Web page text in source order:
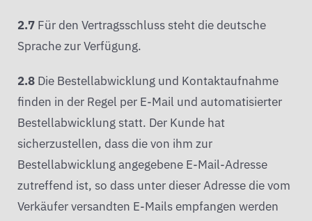
2.7 Für den Vertragsschluss steht die deutsche
Sprache zur Verfügung.
2.8 Die Bestellabwicklung und Kontaktaufnahme
finden in der Regel per E-Mail und automatisierter
Bestellabwicklung statt. Der Kunde hat
sicherzustellen, dass die von ihm zur
Bestellabwicklung angegebene E-Mail-Adresse
zutreffend ist, so dass unter dieser Adresse die vom
Verkäufer versandten E-Mails empfangen werden